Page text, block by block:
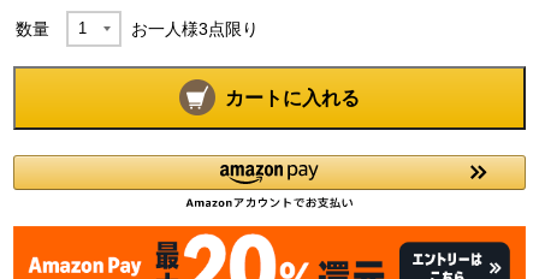
数量 お一人様3点限り
カートに入れる